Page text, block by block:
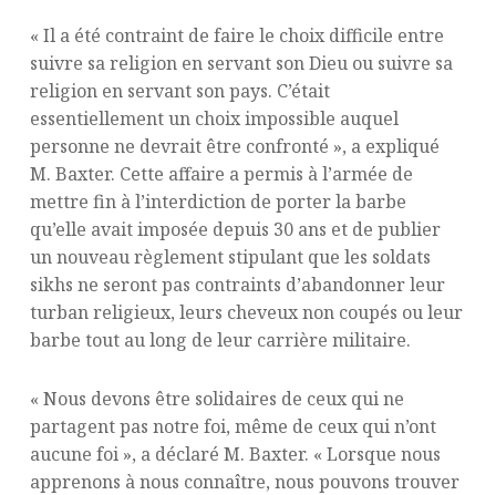
« Il a été contraint de faire le choix difficile entre
suivre sa religion en servant son Dieu ou suivre sa
religion en servant son pays. C’était
essentiellement un choix impossible auquel
personne ne devrait être confronté », a expliqué
M. Baxter. Cette affaire a permis à l’armée de
mettre fin à l’interdiction de porter la barbe
qu’elle avait imposée depuis 30 ans et de publier
un nouveau règlement stipulant que les soldats
sikhs ne seront pas contraints d’abandonner leur
turban religieux, leurs cheveux non coupés ou leur
barbe tout au long de leur carrière militaire.
« Nous devons être solidaires de ceux qui ne
partagent pas notre foi, même de ceux qui n’ont
aucune foi », a déclaré M. Baxter. « Lorsque nous
apprenons à nous connaître, nous pouvons trouver